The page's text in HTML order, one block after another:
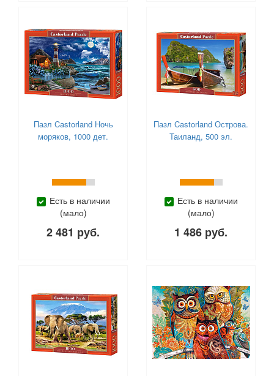
Пазл Castorland Ночь
моряков, 1000 дет.
Есть в наличии
(мало)
2 481 руб.
Пазл Castorland Острова.
Таиланд, 500 эл.
Есть в наличии
(мало)
1 486 руб.